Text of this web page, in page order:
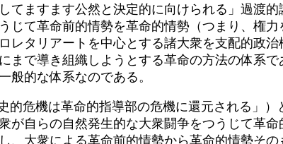
てますます公然と決定的に向けられる」過渡
じて革命前的情勢を革命的情勢（つまり、権
レタリアートを中心とする諸大衆を支配的政
まで導き組織しようとする革命の方法の体系
般的な体系なのである。
危機は革命的指導部の危機に還元される」
が自らの自然発生的な大衆闘争をつうじて革
大衆による革命前的情勢から革命的情勢そ